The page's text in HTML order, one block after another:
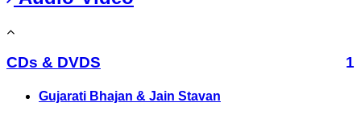
CDs & DVDS 1
Gujarati Bhajan & Jain Stavan